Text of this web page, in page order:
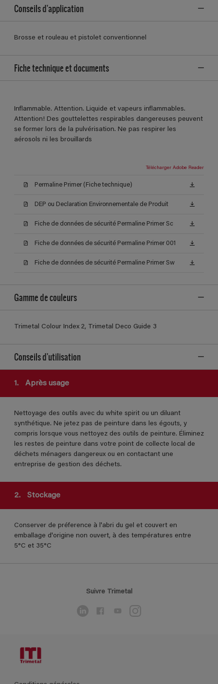
Conseils d'application
Brosse et rouleau et pistolet conventionnel
Fiche technique et documents
Inflammable. Attention. Liquide et vapeurs inflammables.
Attention! Des gouttelettes respirables dangereuses peuvent
se former lors de la pulvérisation. Ne pas respirer les
aérosols ni les brouillards
Télécharger Adobe Reader
Permaline Primer (Fiche technique)
DEP ou Declaration Environnementale de Produit
Fiche de données de sécurité Permaline Primer Sc
Fiche de données de sécurité Permaline Primer 001
Fiche de données de sécurité Permaline Primer Sw
Gamme de couleurs
Trimetal Colour Index 2, Trimetal Deco Guide 3
Conseils d'utilisation
1. Après usage
Nettoyage des outils avec du white spirit ou un diluant
synthétique. Ne jetez pas de peinture dans les égouts, y
compris lorsque vous nettoyez des outils de peinture. Éliminez
les restes de peinture dans votre point de collecte local de
déchets ménagers dangereux ou en contactant une
entreprise de gestion des déchets.
2. Stockage
Conserver de préference à l'abri du gel et couvert en
emballage d'origine non ouvert, à des températures entre
5°C et 35°C
Suivre Trimetal